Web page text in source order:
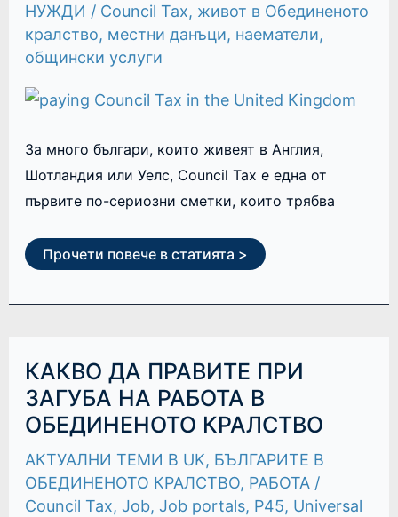
НУЖДИ / Council Tax, живот в Обединеното
кралство, местни данъци, наематели,
общински услуги
За много българи, които живеят в Англия,
Шотландия или Уелс, Council Tax е една от
първите по-сериозни сметки, които трябва
Прочети повече в статията >
КАКВО ДА ПРАВИТЕ ПРИ
ЗАГУБА НА РАБОТА В
ОБЕДИНЕНОТО КРАЛСТВО
АКТУАЛНИ ТЕМИ В UK, БЪЛГАРИТЕ В
ОБЕДИНЕНОТО КРАЛСТВО, РАБОТА/
Council Tax, Job, Job portals, P45, Universal
КАКВО
ДА
ПРАВИТЕ
ПРИ
ЗАГУБА
НА
В
ОБЕДИНЕНОТО
КРАЛСТВО